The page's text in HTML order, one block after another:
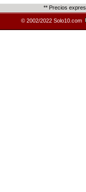
** Precios
© 2002/2022 Solo10.com